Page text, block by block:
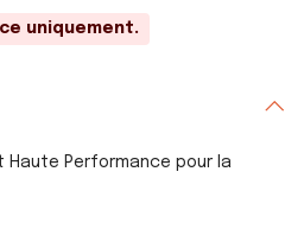
uniquement.
Haute Performance pour la